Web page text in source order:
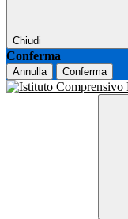
Chiudi
Conferma
Annulla Conferma